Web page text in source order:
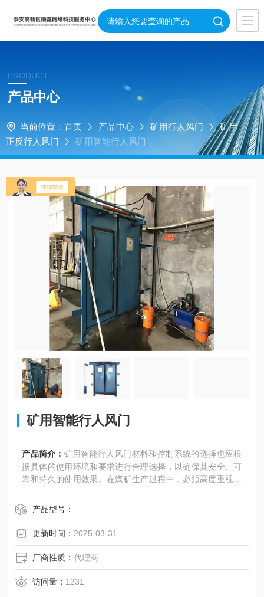
PRODUCT
产品中心
当前位置： 首页 产品中心 矿用行人风门
矿用
正反行人风门
矿用智能行人风门
矿用智能行人风门
产品简介：矿用智能行人风门材料和控制系统的选择也应根
据具体的使用环境和要求进行合理选择，以确保其安全、可
靠和持久的使用效果。在煤矿生产过程中，必须高度重视行
运行，为煤矿的安全生产提供有力保障。
产品型号：
更新时间： 2025-03-31
厂商性质：代理商
访问量： 1231